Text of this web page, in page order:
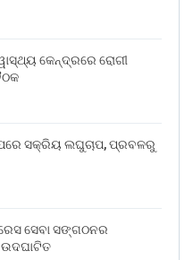
କେନ୍ଦ୍ରରେ ରୋଗୀ
ସକ୍ରିୟ ଲଘୁଚାପ, ପ୍ରବଳରୁ
ସେବା ସଙ୍ଗଠନର